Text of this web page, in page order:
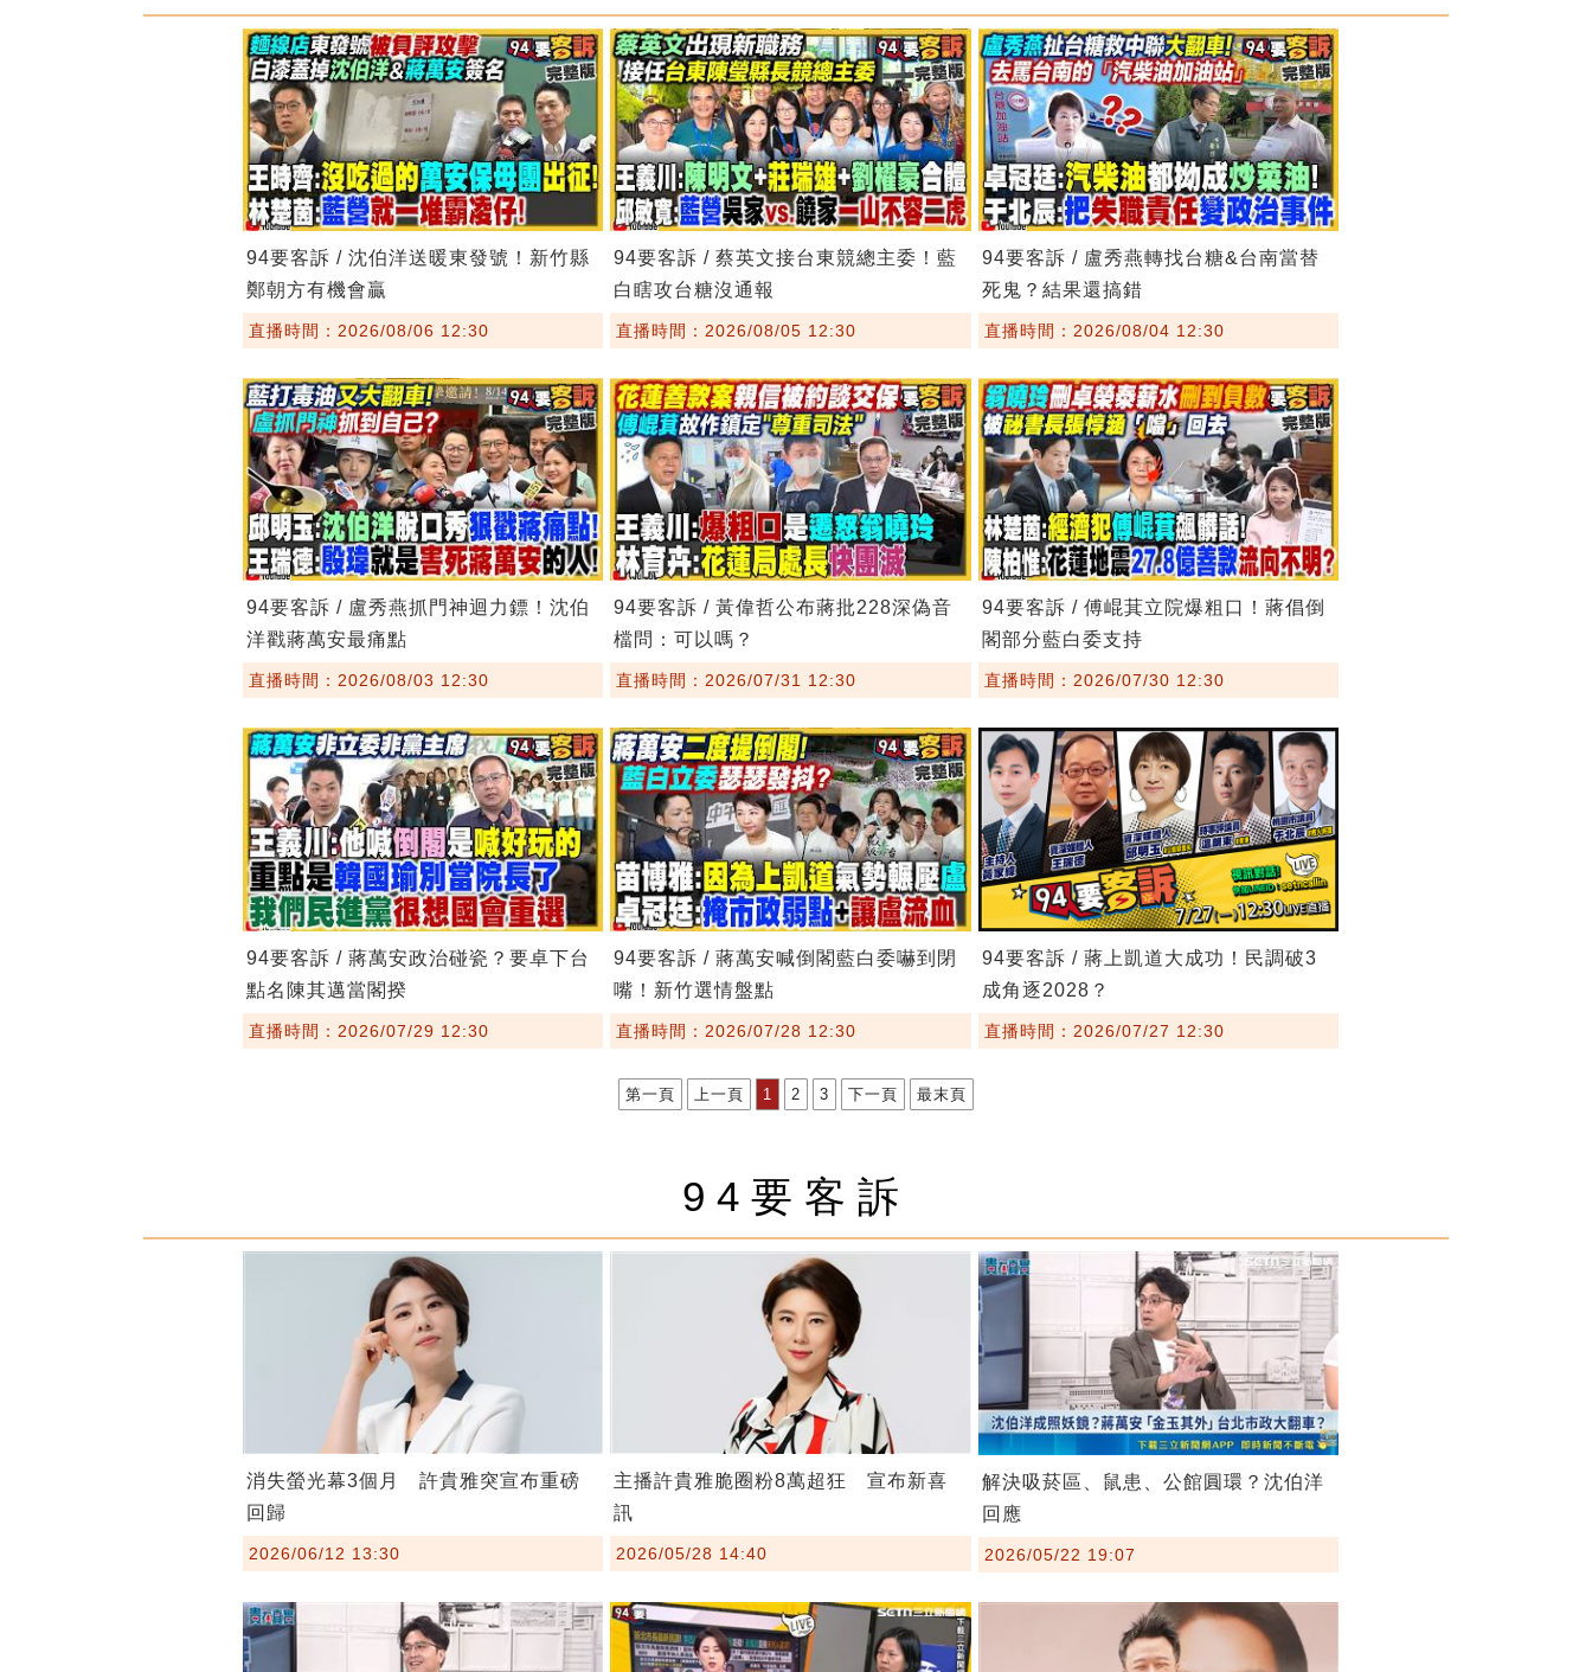
94要客訴 / 沈伯洋送暖東發號！新竹縣
鄭朝方有機會贏
直播時間：2026/08/06 12:30
94要客訴 / 蔡英文接台東競總主委！藍
白瞎攻台糖沒通報
直播時間：2026/08/05 12:30
94要客訴 / 盧秀燕轉找台糖&台南當替
死鬼？結果還搞錯
直播時間：2026/08/04 12:30
94要客訴 / 盧秀燕抓門神迴力鏢！沈伯
洋戳蔣萬安最痛點
直播時間：2026/08/03 12:30
94要客訴 / 黃偉哲公布蔣批228深偽音
檔問：可以嗎？
直播時間：2026/07/31 12:30
94要客訴 / 傅崐萁立院爆粗口！蔣倡倒
閣部分藍白委支持
直播時間：2026/07/30 12:30
94要客訴 / 蔣萬安政治碰瓷？要卓下台
點名陳其邁當閣揆
直播時間：2026/07/29 12:30
94要客訴 / 蔣萬安喊倒閣藍白委嚇到閉
嘴！新竹選情盤點
直播時間：2026/07/28 12:30
94要客訴 / 蔣上凱道大成功！民調破3
成角逐2028？
直播時間：2026/07/27 12:30
第一頁 上一頁 1 2 3 下一頁 最末頁
94要客訴
消失螢光幕3個月 許貴雅突宣布重磅
回歸
2026/06/12 13:30
主播許貴雅脆圈粉8萬超狂 宣布新喜
訊
2026/05/28 14:40
解決吸菸區、鼠患、公館圓環？沈伯洋
回應
2026/05/22 19:07